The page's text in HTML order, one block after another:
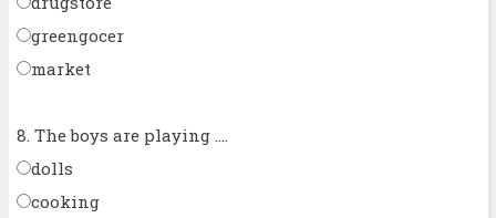
greengocer
market
8. The boys are playing ....
dolls
cooking